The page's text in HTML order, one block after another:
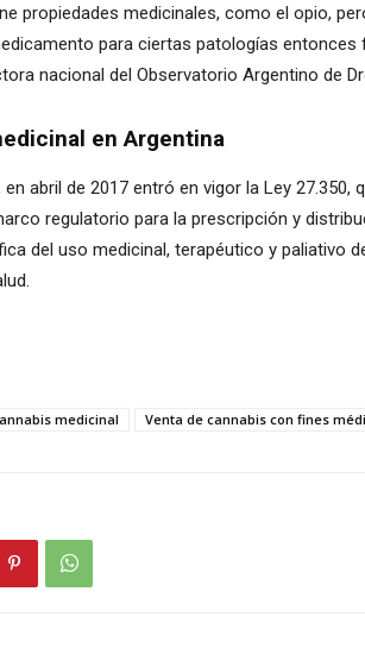
propiedades medicinales, como el opio,
para ciertas patologías entonces
nacional del Observatorio Argentino de
en Argentina
en abril de 2017 entró en vigor la Ley
regulatorio para la prescripción y
del uso medicinal, terapéutico y paliativo
medicinal Venta de cannabis con fines